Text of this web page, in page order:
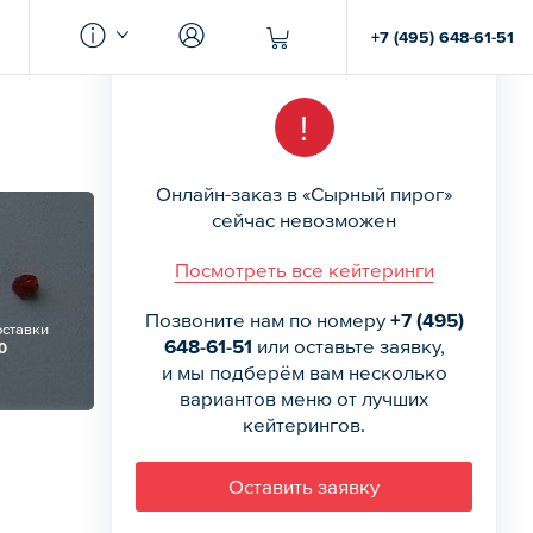
+7 (495) 648-61-51
!
Онлайн-заказ в «Сырный пирог»
сейчас невозможен
Посмотреть все кейтеринги
Позвоните нам по номеру +7 (495)
648-61-51 или оставьте заявку,
и мы подберём вам несколько
вариантов меню от лучших
кейтерингов.
Оставить заявку